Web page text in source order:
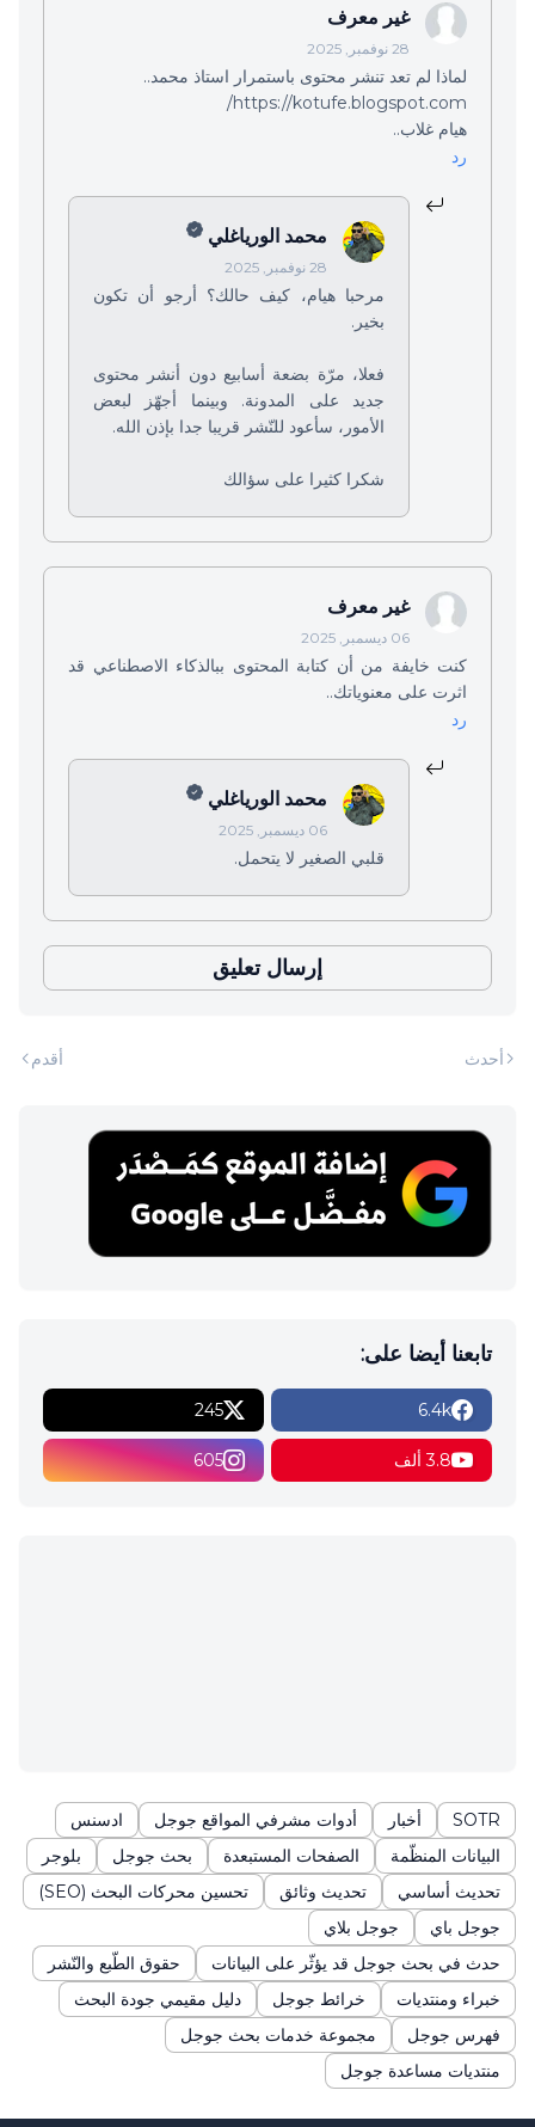
غير معرف
28 نوفمبر, 2025
لماذا لم تعد تنشر محتوى باستمرار استاذ محمد..
https://kotufe.blogspot.com/
هيام غلاب..
رد
محمد الورياغلي
28 نوفمبر, 2025
مرحبا هيام، كيف حالك؟ أرجو أن تكون
بخير.
فعلا، مرّة بضعة أسابيع دون أنشر محتوى
جديد على المدونة. وبينما أجهّز لبعض
الأمور، سأعود للنّشر قريبا جدا بإذن الله.
شكرا كثيرا على سؤالك
غير معرف
06 ديسمبر, 2025
كنت خايفة من أن كتابة المحتوى ببالذكاء الاصطناعي قد
اثرت على معنوياتك..
رد
محمد الورياغلي
06 ديسمبر, 2025
قلبي الصغير لا يتحمل.
إرسال تعليق
أحدث أقدم
تابعنا أيضا على:
6.4k
245
3.8 ألف 605
SOTR أخبار أدوات مشرفي المواقع جوجل
ادسنس
البيانات المنظّمة
الصفحات المستبعدة بحث جوجل
بلوجر
تحديث أساسي
تحديث وثائق
تحسين محركات البحث (SEO)
جوجل باي
جوجل بلاي
حدث في بحث جوجل قد يؤثّر على البيانات
حقوق الطّبع والنّشر
خبراء ومنتديات
خرائط جوجل
دليل مقيمي جودة البحث
فهرس جوجل
مجموعة خدمات بحث جوجل
منتديات مساعدة جوجل